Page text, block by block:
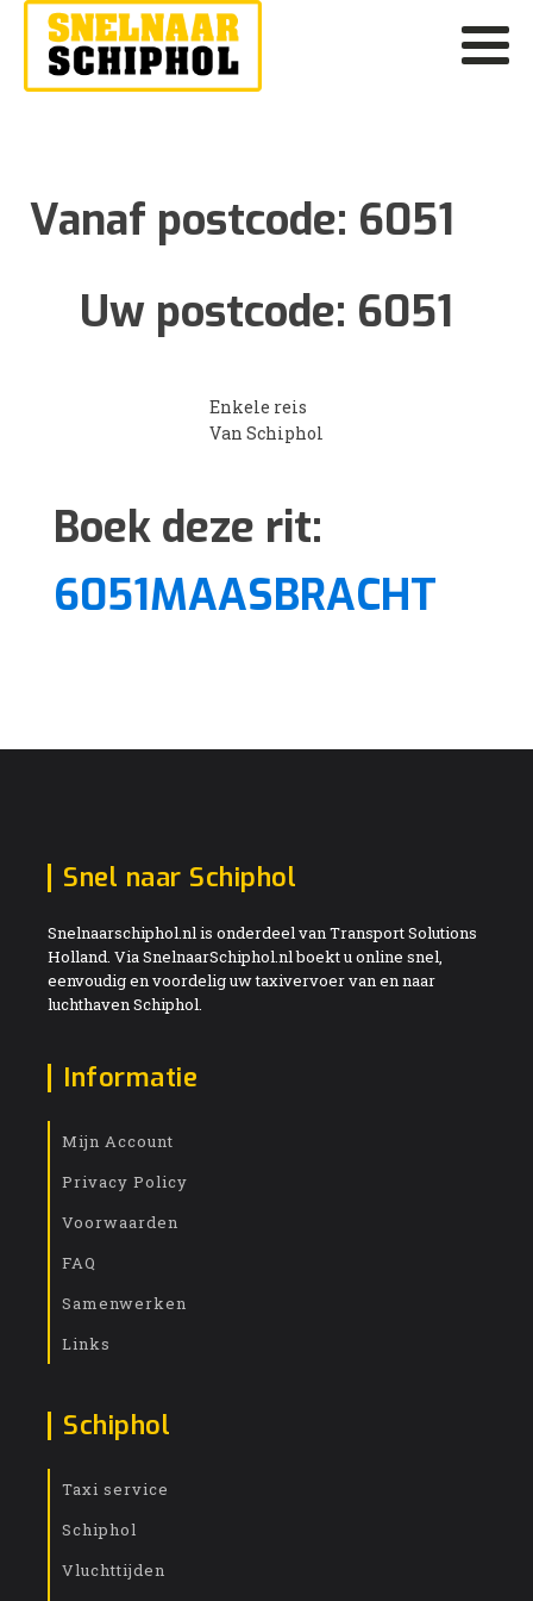
Vanaf postcode: 6051
Uw postcode: 6051
Enkele reis
Van Schiphol
Boek deze rit:
6051MAASBRACHT
Snel naar Schiphol
Snelnaarschiphol.nl is onderdeel van Transport Solutions
Holland. Via SnelnaarSchiphol.nl boekt u online snel,
eenvoudig en voordelig uw taxivervoer van en naar
luchthaven Schiphol.
Informatie
Mijn Account
Privacy Policy
Voorwaarden
FAQ
Samenwerken
Links
Schiphol
Taxi service
Schiphol
Vluchttijden